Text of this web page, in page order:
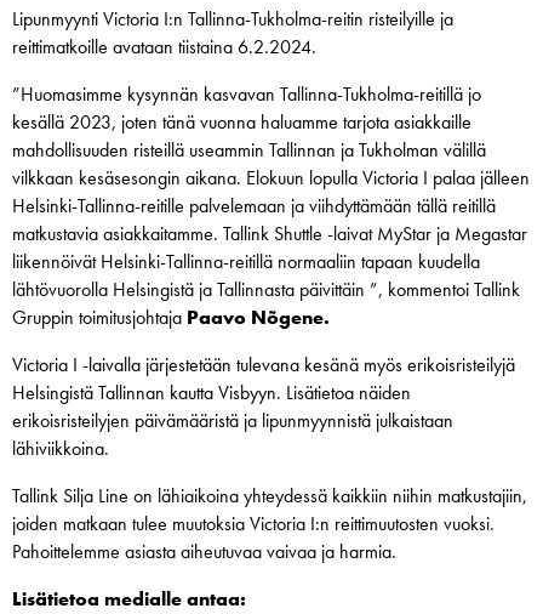
Lipunmyynti Victoria I:n Tallinna-Tukholma-reitin risteilyille ja
reittimatkoille avataan tiistaina 6.2.2024.
”Huomasimme kysynnän kasvavan Tallinna-Tukholma-reitillä jo
kesällä 2023, joten tänä vuonna haluamme tarjota asiakkaille
mahdollisuuden risteillä useammin Tallinnan ja Tukholman välillä
vilkkaan kesäsesongin aikana. Elokuun lopulla Victoria I palaa jälleen
Helsinki-Tallinna-reitille palvelemaan ja viihdyttämään tällä reitillä
matkustavia asiakkaitamme. Tallink Shuttle -laivat MyStar ja Megastar
liikennöivät Helsinki-Tallinna-reitillä normaaliin tapaan kuudella
lähtövuorolla Helsingistä ja Tallinnasta päivittäin ”, kommentoi Tallink
Gruppin toimitusjohtaja Paavo Nõgene.
Victoria I -laivalla järjestetään tulevana kesänä myös erikoisristeilyjä
Helsingistä Tallinnan kautta Visbyyn. Lisätietoa näiden
erikoisristeilyjen päivämääristä ja lipunmyynnistä julkaistaan
lähiviikkoina.
Tallink Silja Line on lähiaikoina yhteydessä kaikkiin niihin matkustajiin,
joiden matkaan tulee muutoksia Victoria I:n reittimuutosten vuoksi.
Pahoittelemme asiasta aiheutuvaa vaivaa ja harmia.
Lisätietoa medialle antaa: